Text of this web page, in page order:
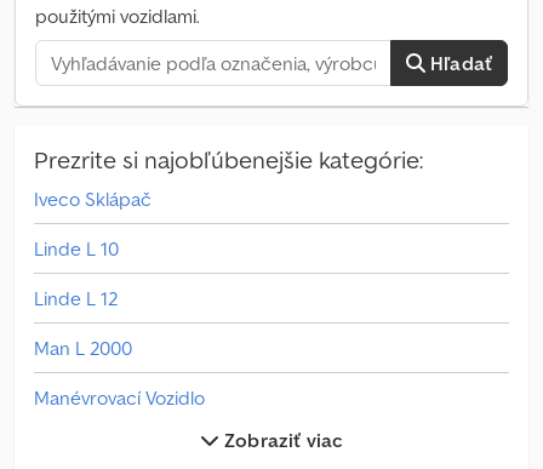
použitými vozidlami.
Hľadať
Prezrite si najobľúbenejšie kategórie:
Iveco Sklápač
Linde L 10
Linde L 12
Man L 2000
Manévrovací Vozidlo
Mercedes Benz MinibusZobraziť viac